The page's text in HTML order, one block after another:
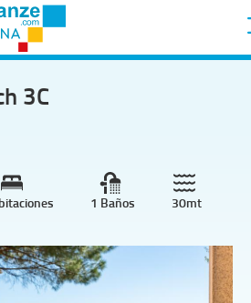
3C
1 Baños 30mt